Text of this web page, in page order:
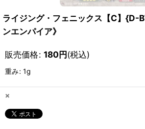
ライジング・フェニックス【C】{D-
ンエンパイア》
販売価格: 180円(税込)
重み: 1g
×